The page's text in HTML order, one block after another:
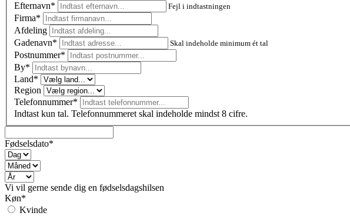
Efternavn* Fejl i indtastningen
Firma*
Afdeling
Gadenavn*
Skal indeholde minimum ét tal
Postnummer*
By*
Land*
Region
Telefonnummer*
Indtast kun tal. Telefonnummeret skal indeholde mindst 8 cifre.
Fødselsdato*
Vi vil gerne sende dig en fødselsdagshilsen
Køn*
Kvinde